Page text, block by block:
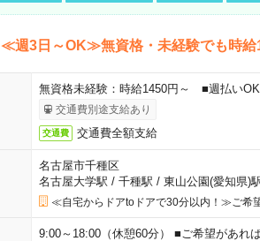
≪週3日～OK≫無資格・未経験でも時給
無資格未経験：時給1450円～ ■週払い
交通費別途支給あり
交通費 交通費全額支給
名古屋市千種区
名古屋大学駅 / 千種駅 / 東山公園(愛知県)
≪自宅からドアtoドアで30分以内！≫ご希
9:00～18:00（休憩60分） ■ご希望があれ